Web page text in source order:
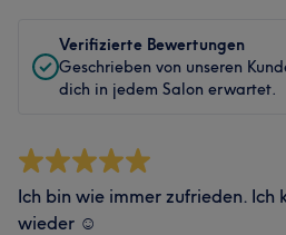
Verifizierte Bewertungen
Geschrieben von unseren
dich in jedem Salon erwartet.
Ich bin wie immer zufrieden. Ich
wieder ☺️